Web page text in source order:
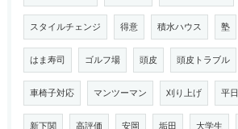
スタイルチェンジ 得意 積水ハウス 塾
はま寿司 ゴルフ場 頭皮 頭皮トラブル
車椅子対応 マンツーマン 刈り上げ 平日
新下関 高評価 安岡 垢田 大学生